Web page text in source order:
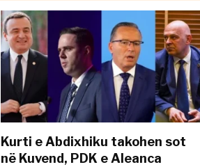
Kurti e Abdixhiku takohen sot
në Kuvend, PDK e Aleanca